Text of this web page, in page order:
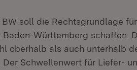
BW soll die Rechtsgrundlage
Württemberg schaffen.
oberhalb als auch unterhalb
Der Schwellenwert für Liefer-